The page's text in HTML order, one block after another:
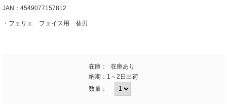
JAN：4549077157812
・フェリエ フェイス用 替刃
在庫：
在庫あり
納期： 1～2日出荷
数量：